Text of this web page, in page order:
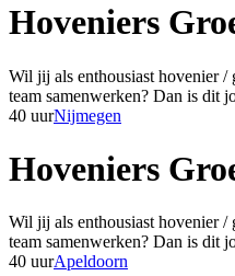
Hoveniers
Wil jij als enthousiast hovenier /
team samenwerken? Dan is dit
40 uurNijmegen
Hoveniers
Wil jij als enthousiast hovenier /
team samenwerken? Dan is dit
40 uurApeldoorn